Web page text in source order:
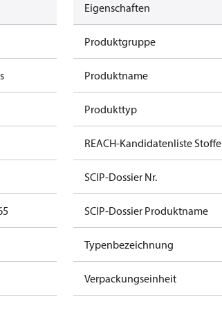
Eigenschaften
Produktgruppe
Produktname
Produkttyp
REACH-Kandidatenliste Stoffe
SCIP-Dossier Nr.
SCIP-Dossier Produktname
Typenbezeichnung
Verpackungseinheit